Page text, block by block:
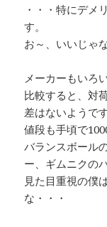
・・・特にデメ
す。
お～、いいじゃ
メーカーもいろ
比較すると、対
差はないようです
値段も手頃で
バランスボール
ー、ギムニクの
見た目重視の僕
な・・・